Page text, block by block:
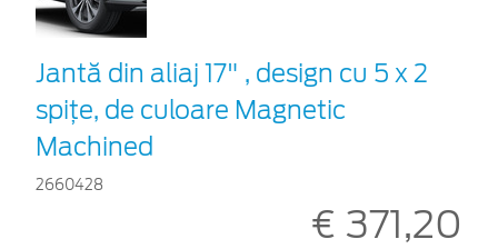
Jantă din aliaj 17" , design cu 5 x 2
spițe, de culoare Magnetic
Machined
2660428
€ 371,20